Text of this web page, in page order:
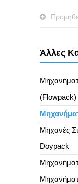
Άλλες
(Flowpack)
Μηχανές
Doypack